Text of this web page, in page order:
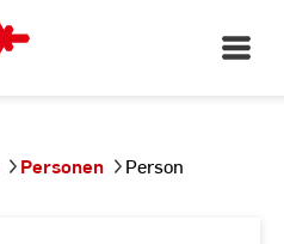
Open
Main
Personen Person